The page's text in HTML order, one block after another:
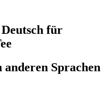
für
Sprachen